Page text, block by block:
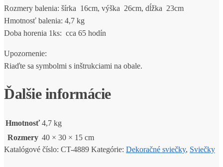
Rozmery balenia: šírka 16cm, výška 26cm, dĺžka 23cm
Hmotnosť balenia: 4,7 kg
Doba horenia 1ks: cca 65 hodín
Upozornenie:
Riaďte sa symbolmi s inštrukciami na obale.
Ďalšie informácie
Hmotnosť 4,7 kg
Rozmery 40 × 30 × 15 cm
Katalógové číslo: CT-4889 Kategórie: Dekoračné sviečky, Sviečky